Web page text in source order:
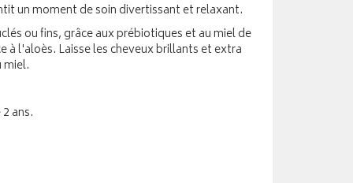
un moment de soin divertissant et relaxant.
ou fins, grâce aux prébiotiques et au miel de
à l'aloès. Laisse les cheveux brillants et extra
miel.
ans.